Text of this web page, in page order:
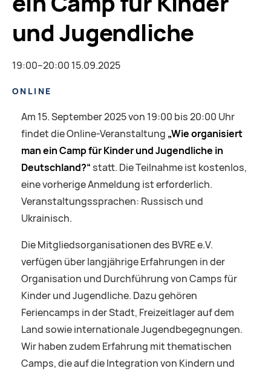
und Jugendliche
19:00–20:00 15.09.2025
ONLINE
Am 15. September 2025 von 19:00 bis 20:00 Uhr
findet die Online-Veranstaltung „Wie organisiert
man ein Camp für Kinder und Jugendliche in
Deutschland?“statt. Die Teilnahme ist kostenlos,
eine vorherige Anmeldung ist erforderlich.
Veranstaltungssprachen: Russisch und
Ukrainisch.
Die Mitgliedsorganisationen des BVRE e.V.
verfügen über langjährige Erfahrungen in der
Organisation und Durchführung von Camps für
Kinder und Jugendliche. Dazu gehören
Feriencamps in der Stadt, Freizeitlager auf dem
Land sowie internationale Jugendbegegnungen.
Wir haben zudem Erfahrung mit thematischen
Camps, die auf die Integration von Kindern und